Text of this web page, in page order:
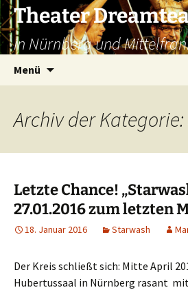
Zum
Inhalt
springen
Theater
in Nürnberg und
Menü
Archiv der
Letzte Chance!
27.01.2016 zum letzten
18. Januar 2016 Starwash
Der Kreis schließt sich: Mitte April
Hubertussaal in Nürnberg rasant